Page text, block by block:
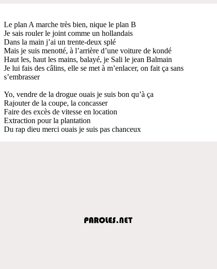
Le plan A marche très bien, nique le plan B
Je sais rouler le joint comme un hollandais
Dans la main j’ai un trente-deux splé
Mais je suis menotté, à l’arrière d’une voiture de kondé
Haut les, haut les mains, balayé, je Sali le jean Balmain
Je lui fais des câlins, elle se met à m’enlacer, on fait ça sans
s’embrasser
Yo, vendre de la drogue ouais je suis bon qu’à ça
Rajouter de la coupe, la concasser
Faire des excès de vitesse en location
Extraction pour la plantation
Du rap dieu merci ouais je suis pas chanceux